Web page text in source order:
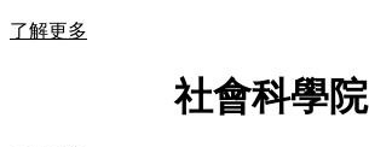
了解更多
社會科學院